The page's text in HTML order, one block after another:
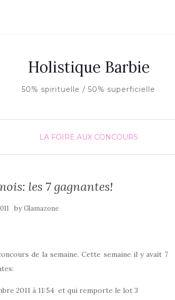
Holistique Barbie
50% spirituelle / 50% superficielle
LA FOIRE AUX CONCOURS
les 7 gagnantes!
byGlamazone
de la semaine. Cette semaine il y avait 7
2011 à 11:54 et qui remporte le lot 3